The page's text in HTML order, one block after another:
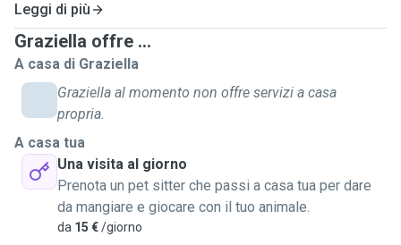
Leggi di più
Graziella offre ...
A casa di Graziella
Graziella al momento non offre servizi a casa
propria.
A casa tua
Una visita al giorno
Prenota un pet sitter che passi a casa tua per dare
da mangiare e giocare con il tuo animale.
da 15 €/giorno